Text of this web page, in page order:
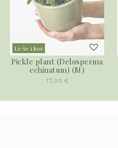
Le še 1 kos
Pickle plant (Delosperma
echinatum) (M)
17,00 €